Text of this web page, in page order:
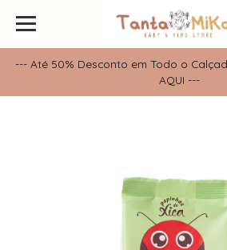
--- Até 50% Desconto em Todo o
AQUI ---